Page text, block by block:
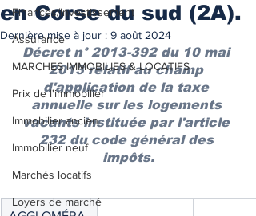
Finances/Investissement
Assurance
MARCHES IMMOBILIES & LOCATIFS
Prix de l'immobilier
Immobilier ancien
Immobilier neuf
Marchés locatifs
Loyers de marché
en Corse du sud (2A).
Dernière mise à jour : 9 août 2024
Décret n° 2013-392 du 10 mai
2013 relatif au champ
d'application de la taxe
annuelle sur les logements
vacants instituée par l'article
232 du code général des
impôts.